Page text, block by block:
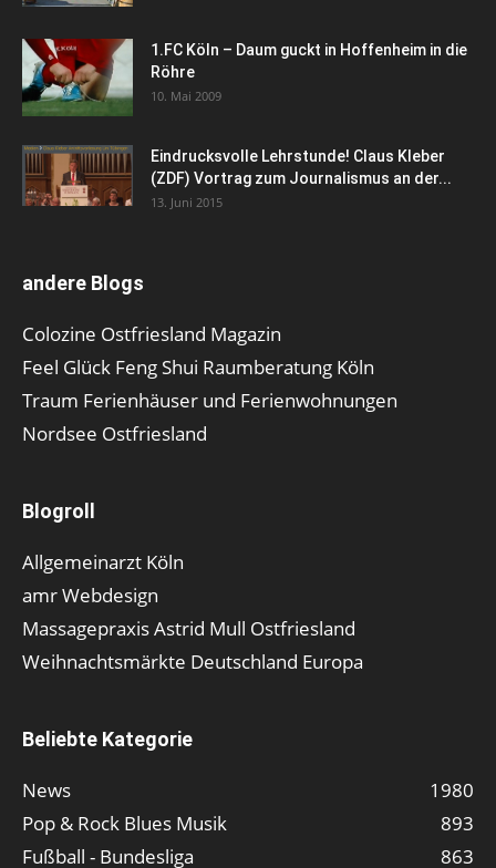
1.FC Köln – Daum guckt in Hoffenheim in die
Röhre
10. Mai 2009
Eindrucksvolle Lehrstunde! Claus Kleber
(ZDF) Vortrag zum Journalismus an der...
13. Juni 2015
andere Blogs
Colozine Ostfriesland Magazin
Feel Glück Feng Shui Raumberatung Köln
Traum Ferienhäuser und Ferienwohnungen
Nordsee Ostfriesland
Blogroll
Allgemeinarzt Köln
amr Webdesign
Massagepraxis Astrid Mull Ostfriesland
Weihnachtsmärkte Deutschland Europa
Beliebte Kategorie
News
1980
Pop & Rock Blues Musik
893
Fußball - Bundesliga
863